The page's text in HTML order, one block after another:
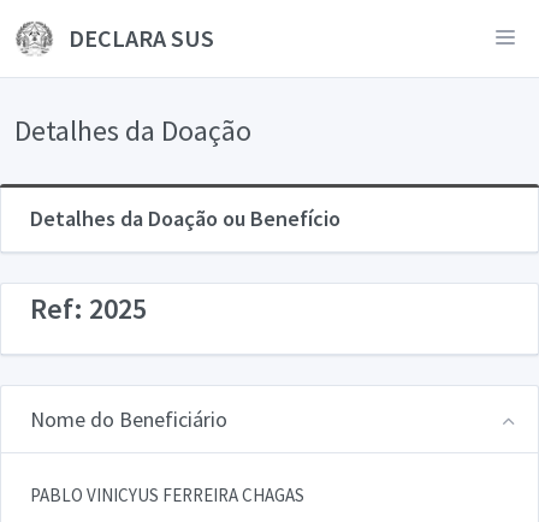
DECLARA SUS
Detalhes da Doação
Detalhes da Doação ou Benefício
Ref: 2025
Nome do Beneficiário
PABLO VINICYUS FERREIRA CHAGAS